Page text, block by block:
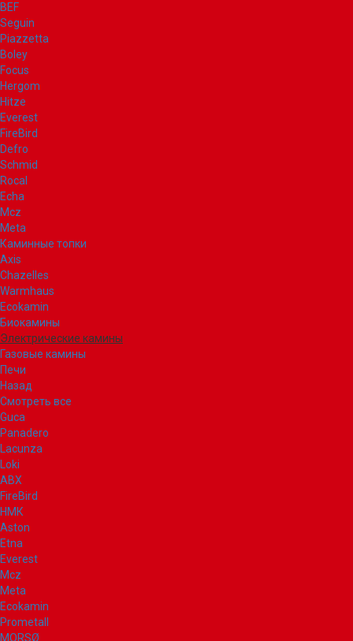
BEF
Seguin
Piazzetta
Boley
Focus
Hergom
Hitze
Everest
FireBird
Defro
Schmid
Rocal
Echa
Mcz
Meta
Каминные топки
Axis
Chazelles
Warmhaus
Ecokamin
Биокамины
Электрические камины
Газовые камины
Печи
Назад
Смотреть все
Guca
Panadero
Lacunza
Loki
ABX
FireBird
НМК
Aston
Etna
Everest
Mcz
Meta
Ecokamin
Prometall
MORSØ